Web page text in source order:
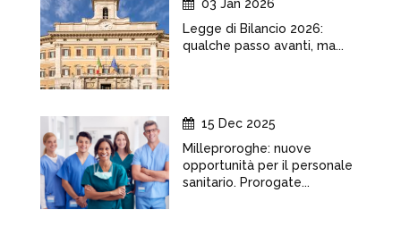
03 Jan 2026
Legge di Bilancio 2026:
qualche passo avanti, ma...
15 Dec 2025
Milleproroghe: nuove
opportunità per il personale
sanitario. Prorogate...